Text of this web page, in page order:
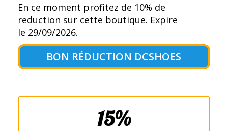
En ce moment profitez de 10% de
reduction sur cette boutique. Expire
le 29/09/2026.
BON RÉDUCTION DCSHOES
15%